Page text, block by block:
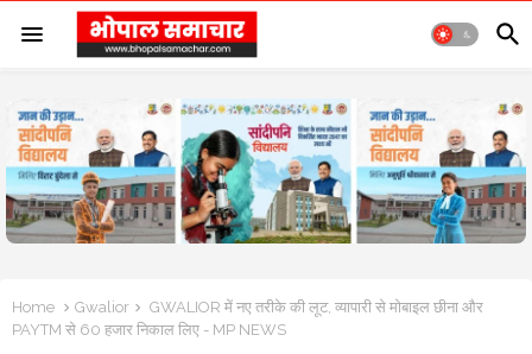
Home Gwalior
GWALIOR में नए तरीके की लूट, व्यापारी से मोबाइल छीना और
PAYTM से 60 हजार निकाल लिए - MP NEWS